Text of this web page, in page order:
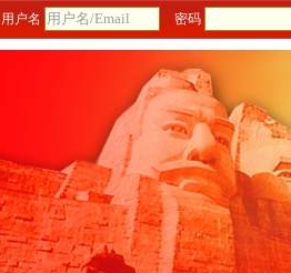
用户名 密码